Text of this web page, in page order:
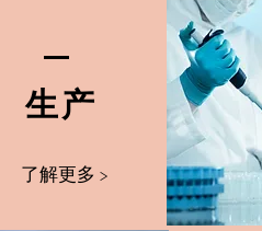
生产
了解更多 >